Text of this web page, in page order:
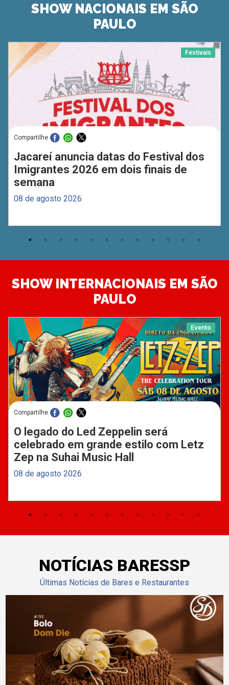
SHOW NACIONAIS EM SÃO
PAULO
Festivais
Compartilhe
Jacareí anuncia datas do Festival dos
Imigrantes 2026 em dois finais de
semana
08 de agosto 2026
SHOW INTERNACIONAIS EM SÃO
PAULO
Evento
Compartilhe
O legado do Led Zeppelin será
celebrado em grande estilo com Letz
Zep na Suhai Music Hall
08 de agosto 2026
NOTÍCIAS BARESSP
Últimas Notícias de Bares e Restaurantes